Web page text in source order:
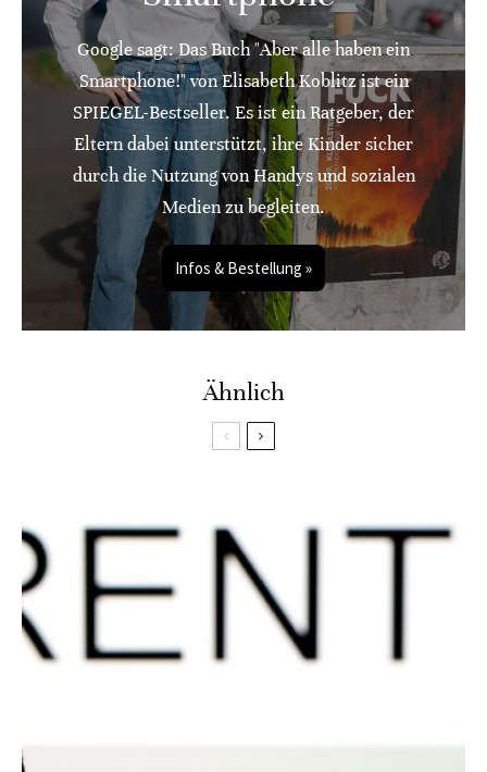
Google sagt: Das Buch "Aber alle haben ein
Smartphone!" von Elisabeth Koblitz ist ein
SPIEGEL-Bestseller. Es ist ein Ratgeber, der
Eltern dabei unterstützt, ihre Kinder sicher
durch die Nutzung von Handys und sozialen
Medien zu begleiten.
Infos & Bestellung »
Ähnlich